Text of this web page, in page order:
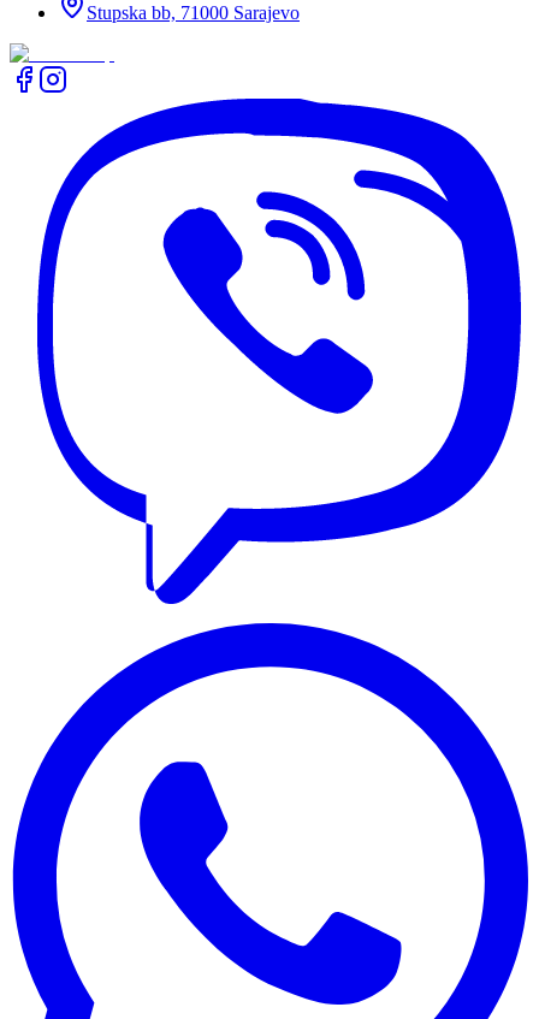
Stupska bb, 71000 Sarajevo